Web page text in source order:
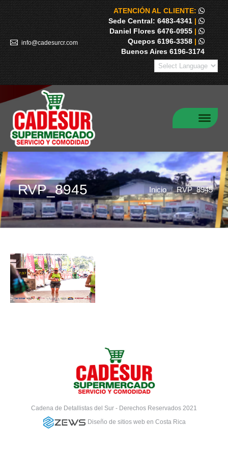
info@cadesurcr.com
ATENCIÓN AL CLIENTE:
Sede Central: 6483-4341 |
Daniel Flores 6476-0955 |
Quepos 6196-3358 |
Buenos Aires 6196-3174
RVP_8945 Estás aquí:Inicio RVP_8945
Cadena de Detallistas del Sur - Derechos Reservados 2021
Diseño de sitios web en Costa Rica